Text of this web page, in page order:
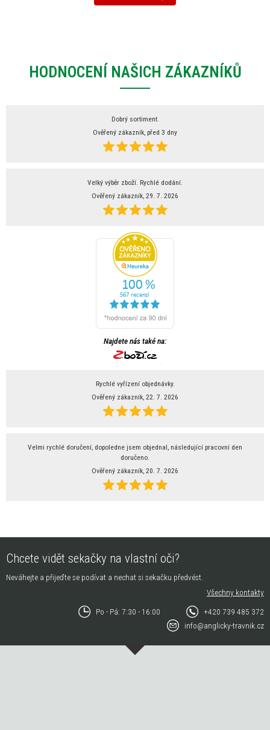
HODNOCENÍ NAŠICH ZÁKAZNÍKŮ
Dobrý sortiment.
Ověřený zákazník, před 3 dny
Velký výběr zboží. Rychlé dodání.
Ověřený zákazník, 29. 7. 2026
Najdete nás také na:
Rychlé vyřízení objednávky.
Ověřený zákazník, 22. 7. 2026
Velmi rychlé doručení, dopoledne jsem objednal, následující pracovní den
doručeno.
Ověřený zákazník, 20. 7. 2026
Chcete vidět sekačky na vlastní oči?
Neváhejte a přijeďte se podívat a nechat si sekačku předvést.
Všechny kontakty
Po - Pá: 7:30 - 16:00
+420 739 485 372
info@anglicky-travnik.cz